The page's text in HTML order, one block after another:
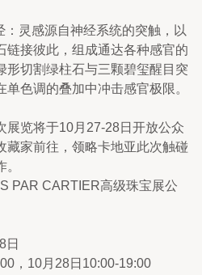
灵感源自神经系统的突触，以
链接彼此，组成通达各种感官的
形切割绿柱石与三颗碧玺醒目突
色调的叠加中冲击感官极限。
展览将于10月27-28日开放公众
藏家前往，领略卡地亚此次触碰
PAR CARTIER高级珠宝展公
日
，10月28日10:00-19:00